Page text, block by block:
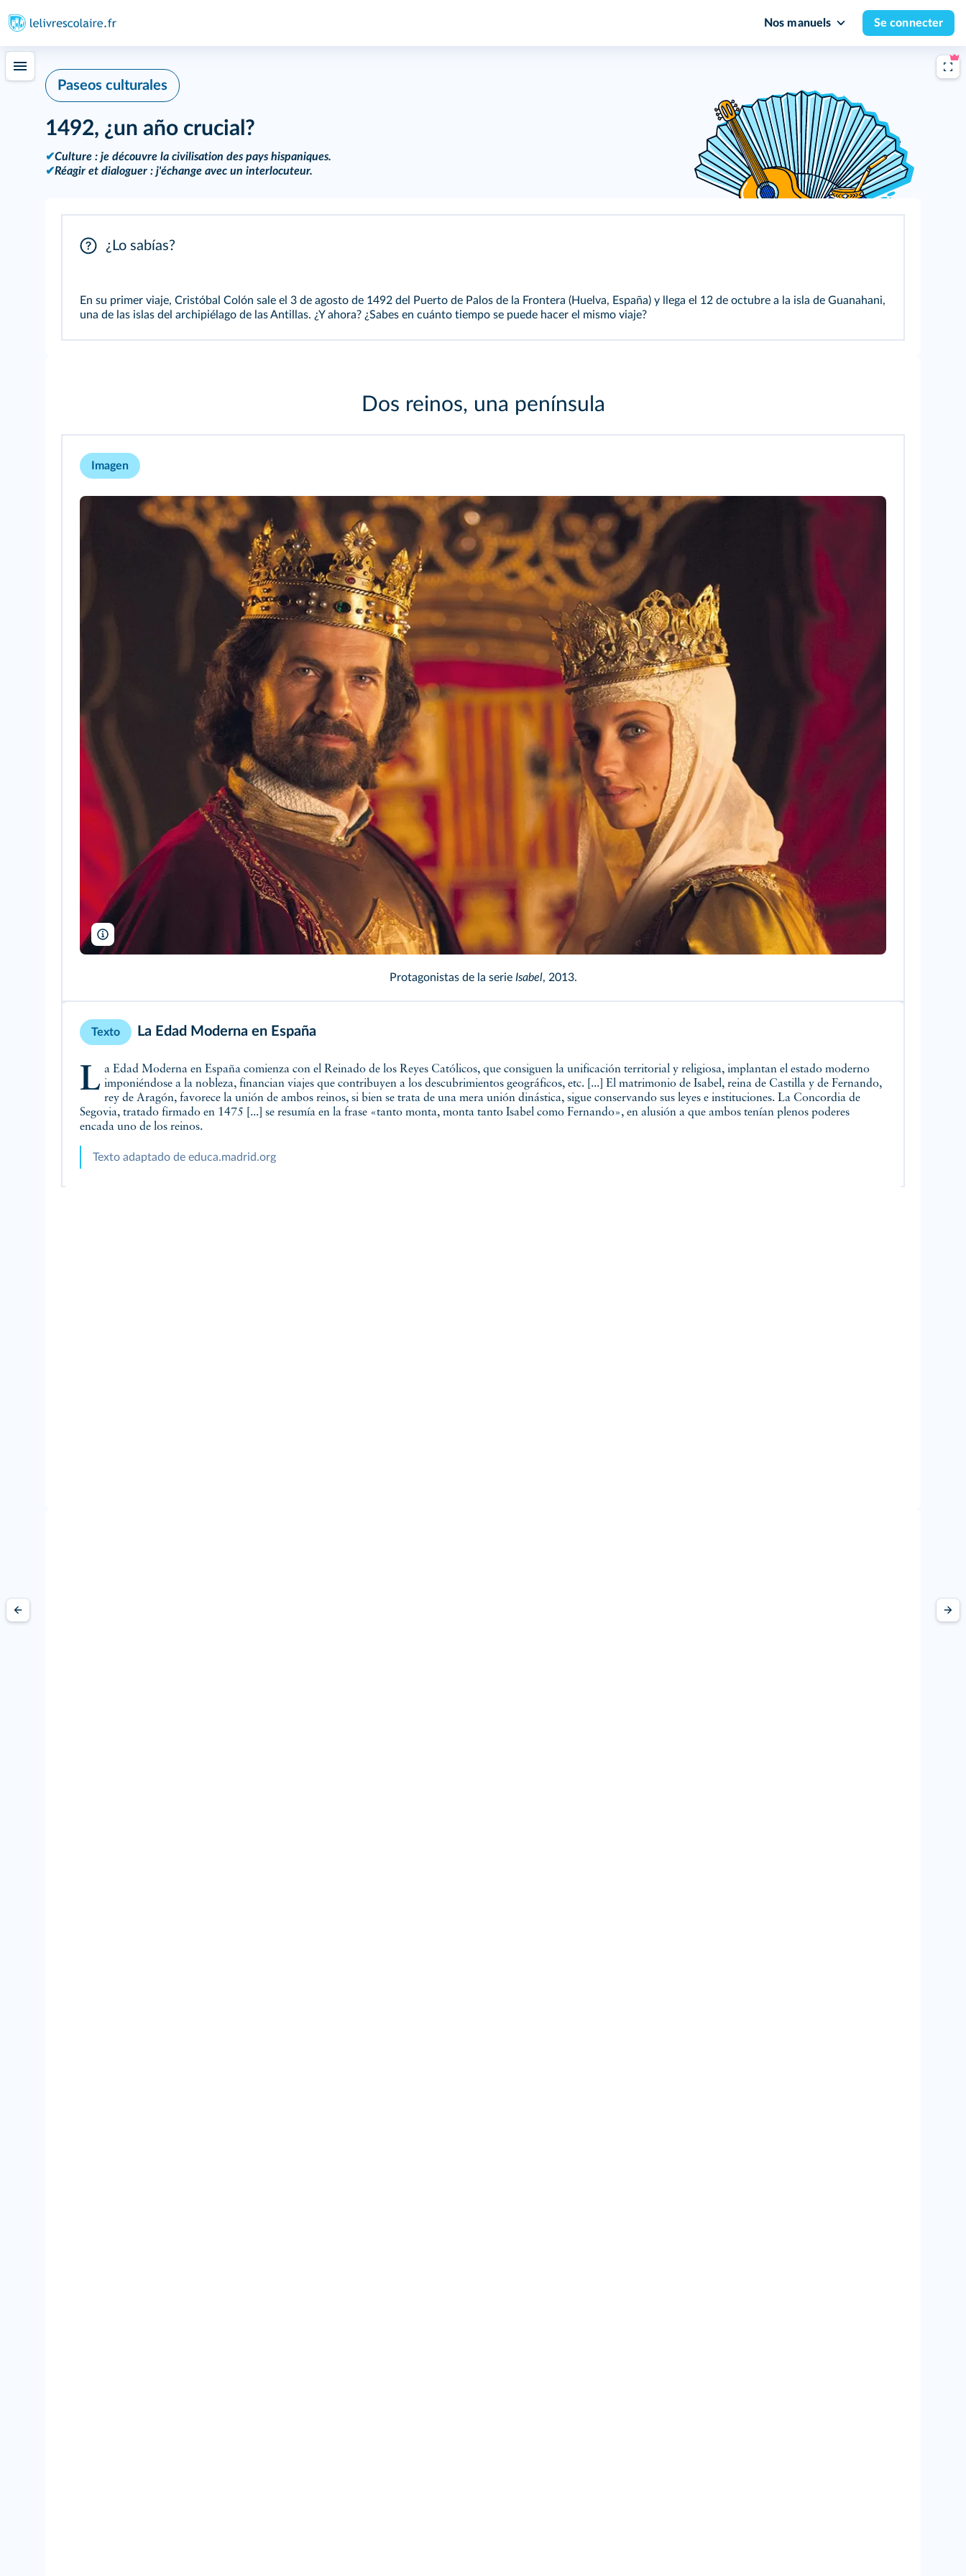
Nos manuels Se connecter
Paseos culturales
1492, ¿un año crucial?
✔Culture : je découvre la civilisation des pays hispaniques.
✔Réagir et dialoguer : j'échange avec un interlocuteur.
¿Lo sabías?
En su primer viaje, Cristóbal Colón sale el 3 de agosto de 1492 del Puerto de Palos de la Frontera (Huelva, España) y llega el 12 de octubre a la isla de Guanahani,
una de las islas del archipiélago de las Antillas. ¿Y ahora? ¿Sabes en cuánto tiempo se puede hacer el mismo viaje?
Dos reinos, una península
Imagen
RTVE/Javier de Agustín
Protagonistas de la serie Isabel, 2013.
Texto La Edad Moderna en España
La Edad Moderna en España comienza con el Reinado de los Reyes Católicos, que consiguen la unificación territorial y religiosa, implantan el estado moderno imponiéndose a la nobleza, financian viajes que contribuyen a los descubrimientos geográficos, etc. [...] El matrimonio de Isabel, reina de Castilla y de Fernando,
rey de Aragón, favorece la unión de ambos reinos, si bien se trata de una mera unión dinástica, sigue conservando sus leyes e instituciones. La Concordia de
Segovia, tratado firmado en 1475 [...] se resumía en la frase «tanto monta, monta tanto Isabel como Fernando», en alusión a que ambos tenían plenos poderes
encada uno de los reinos.
Texto adaptado de educa.madrid.org